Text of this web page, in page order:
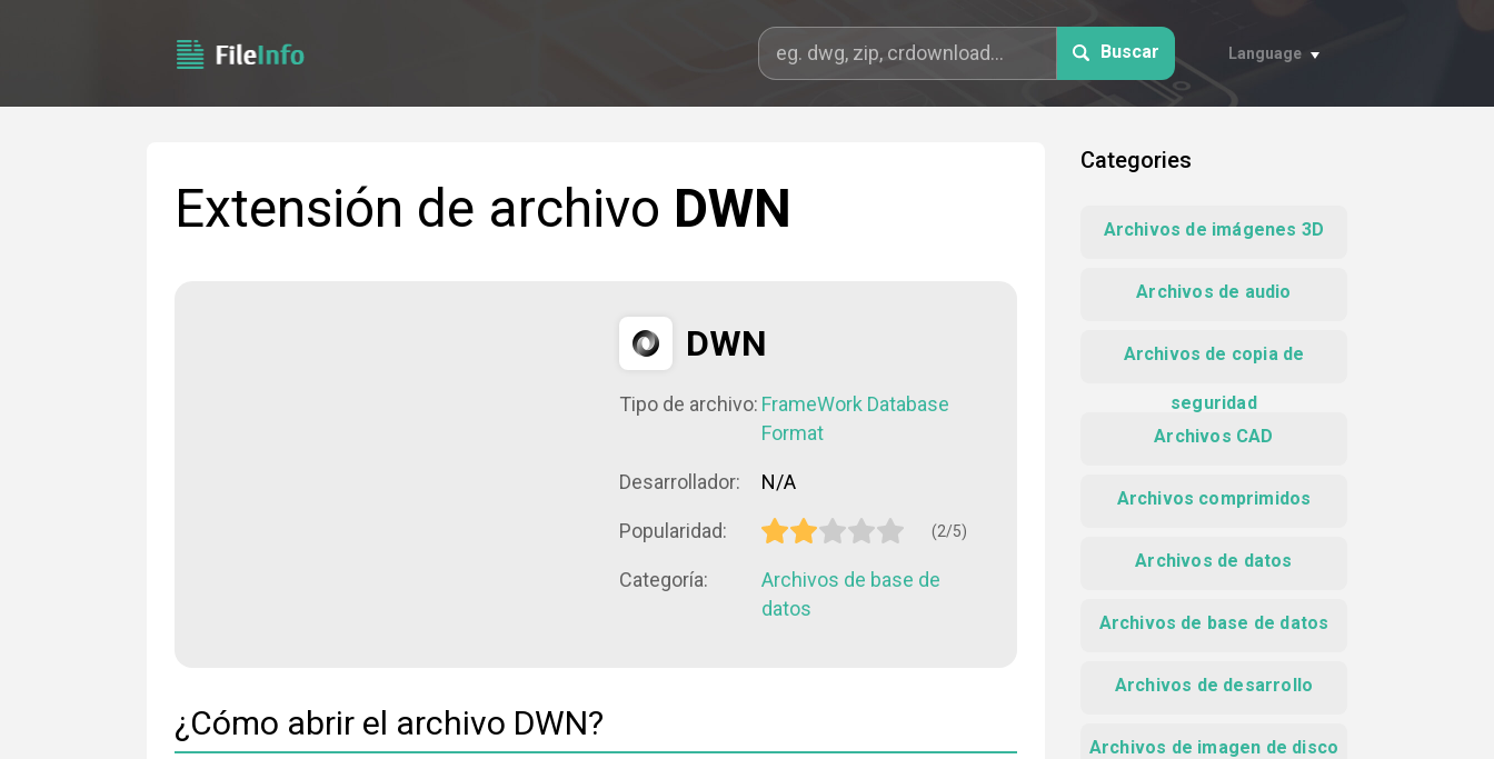
Buscar Language
Extensión de archivo DWN
DWN
Tipo de archivo: FrameWork Database
Format
Desarrollador: N/A
Popularidad: (2/5)
Categoría:
Archivos de base de
datos
¿Cómo abrir el archivo DWN?
Categories
Archivos de imágenes 3D
Archivos de audio
Archivos de copia de
seguridad
Archivos CAD
Archivos comprimidos
Archivos de datos
Archivos de base de datos
Archivos de desarrollo
Archivos de imagen de disco